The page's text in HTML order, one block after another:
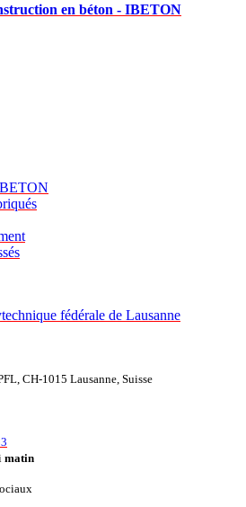
en béton - IBETON
CH-1015 Lausanne, Suisse
matin